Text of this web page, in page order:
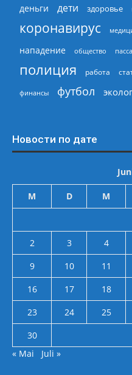
деньги дети здоровье
коронавирус
нападение
общество
полиция работа
финансы футбол
Новости по дате
M D M
2
3 4
9
10 11
16
17 18
23
24 25
30
« Mai
Juli »